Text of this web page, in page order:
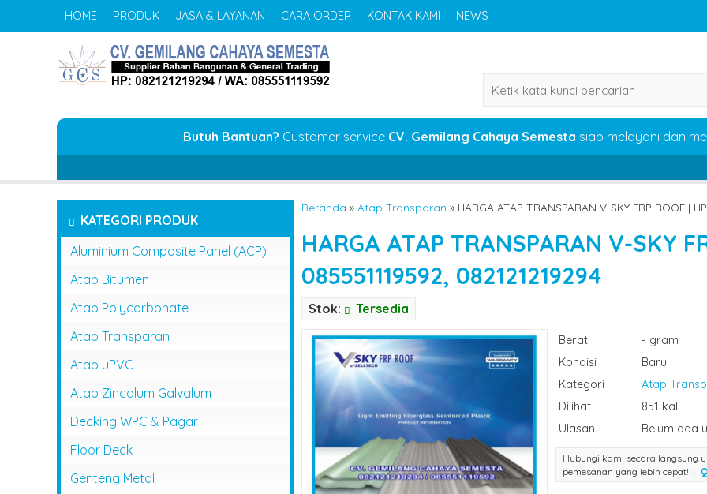
HOME PRODUK JASA & LAYANAN CARA ORDER KONTAK KAMI NEWS
Butuh Bantuan? Customer service CV. Gemilang Cahaya Semesta siap melayani dan
Beranda » Atap Transparan » HARGA ATAP TRANSPARAN V-SKY FRP ROOF |
HARGA ATAP TRANSPARAN V-SKY
085551119592, 082121219294
Stok: Tersedia
Berat : - gram
Kondisi
: Baru
Kategori
: Atap
Dilihat
: 851 kali
Ulasan
: Belum ada
Hubungi kami secara langsung
pemesanan yang lebih cepat!
KATEGORI PRODUK
Aluminium Composite Panel (ACP)
Atap Bitumen
Atap Polycarbonate
Atap Transparan
Atap uPVC
Atap Zincalum Galvalum
Decking WPC & Pagar
Floor Deck
Genteng Metal